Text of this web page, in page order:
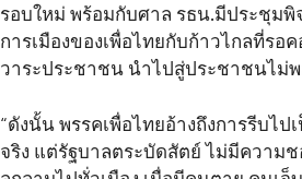
รอบใหม่ พร้อมกับศาล รธน.มีประชุม
การเมืองของเพื่อไทยกับก้าวไกลที่ร
วาระประชาชน นำไปสู่ประชาชนไม่พ
“ดังนั้น พรรคเพื่อไทยอ้างถึงการรีบไ
จริง แต่รัฐบาลตระบัดสัตย์ ไม่มีความ